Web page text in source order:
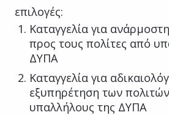
επιλογές:
Καταγγελία για
προς τους πολίτες από
ΔΥΠΑ
Καταγγελία για
εξυπηρέτηση των
υπαλλήλους της ΔΥΠΑ